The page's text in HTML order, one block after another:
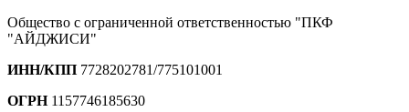
Общество с ограниченной ответственностью "ПКФ
"АЙДЖИСИ"
ИНН/КПП 7728202781/775101001
ОГРН1157746185630